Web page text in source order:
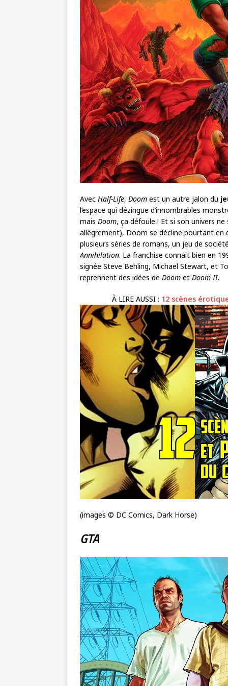
Avec Half-Life, Doom est un autre jalon du
l’espace qui dézingue d’innombrables
mais Doom, ça défoule ! Et si son univers
allègrement), Doom se décline pourtant en
plusieurs séries de romans, un jeu de
Annihilation. La franchise connait bien en
signée Steve Behling, Michael Stewart, et
reprennent des idées de Doom et Doom II.
À LIRE AUSSI : 12 scènes
(images © DC Comics, Dark Horse)
GTA